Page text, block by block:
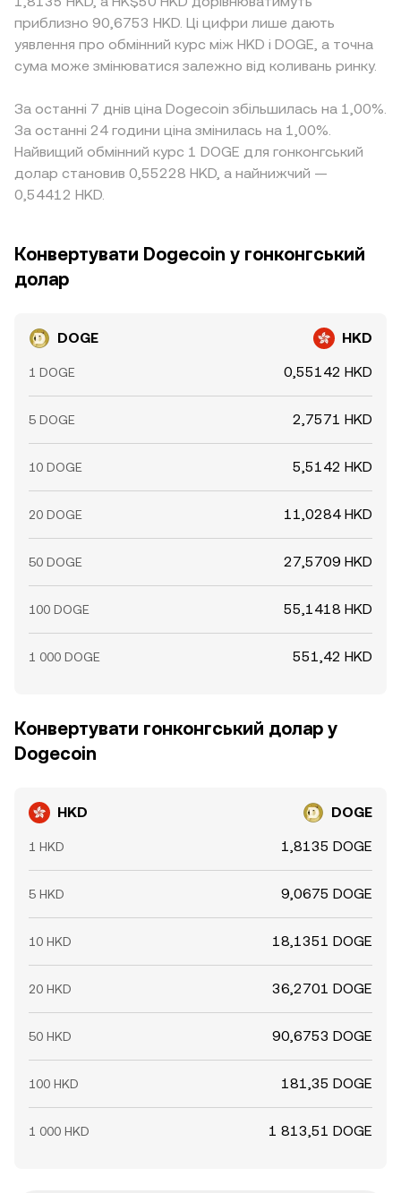
приблизно 90,6753 HKD. Ці цифри лише дають
уявлення про обмінний курс між HKD і DOGE, а точна
сума може змінюватися залежно від коливань ринку.
За останні 7 днів ціна Dogecoin збільшилась на 1,00%.
За останні 24 години ціна змінилась на 1,00%.
Найвищий обмінний курс 1 DOGE для гонконгський
долар становив 0,55228 HKD, а найнижчий —
0,54412 HKD.
Конвертувати Dogecoin у гонконгський
долар
DOGE HKD
1 DOGE 0,55142 HKD
5 DOGE 2,7571 HKD
10 DOGE 5,5142 HKD
20 DOGE 11,0284 HKD
50 DOGE 27,5709 HKD
100 DOGE 55,1418 HKD
1 000 DOGE 551,42 HKD
Конвертувати гонконгський долар у
Dogecoin
HKD DOGE
1 HKD 1,8135 DOGE
5 HKD 9,0675 DOGE
10 HKD 18,1351 DOGE
20 HKD 36,2701 DOGE
50 HKD 90,6753 DOGE
100 HKD 181,35 DOGE
1 000 HKD 1 813,51 DOGE